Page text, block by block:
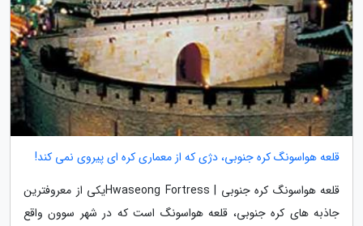
قلعه هواسونگ کره جنوبی، دژی که از معماری کره ای پیروی نمی کند!
قلعه هواسونگ کره جنوبی | Hwaseong Fortressیکی از معروفترین
جاذبه های کره جنوبی، قلعه هواسونگ است که در شهر سوون واقع